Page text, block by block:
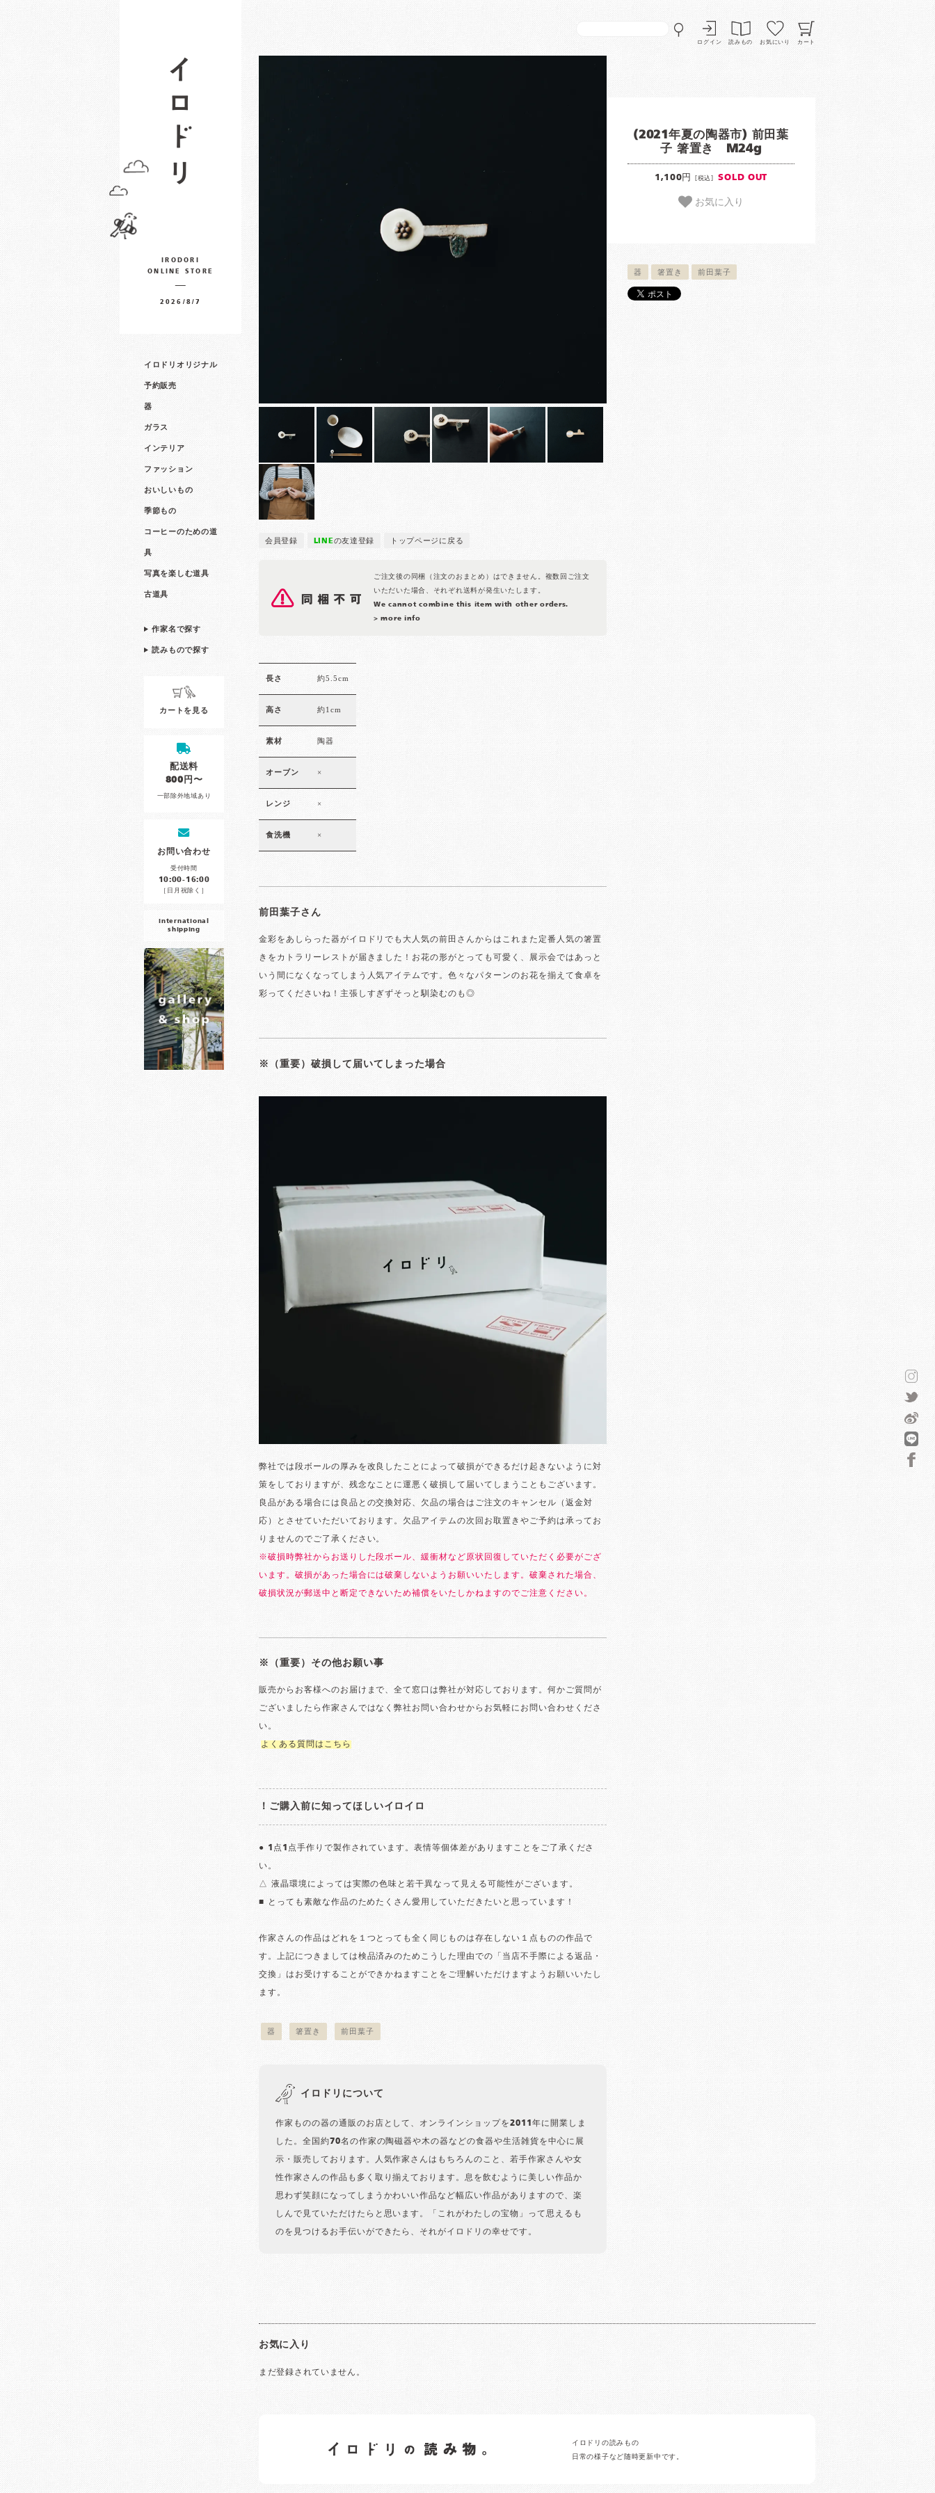
ログイン 読みもの お気にいり カート
IRODORI
ONLINE STORE
2026/8/7
イロドリオリジナル
予約販売
器
ガラス
インテリア
ファッション
おいしいもの
季節もの
コーヒーのための道
具
写真を楽しむ道具
古道具
作家名で探す
読みもので探す
カートを見る
配送料
800円〜
一部除外地域あり
お問い合わせ
受付時間
10:00-16:00
［日月祝除く］
international
shipping
会員登録 LINEの友達登録 トップページに戻る
ご注文後の同梱（注文のおまとめ）はできません。複数回ご注文
いただいた場合、それぞれ送料が発生いたします。
We cannot combine this item with other orders.
> more info
(2021年夏の陶器市) 前田葉
子 箸置き M24g
1,100円 [税込] SOLD OUT
お気に入り
器 箸置き 前田葉子
長さ 約5.5cm
高さ 約1cm
素材 陶器
オーブン ×
レンジ ×
食洗機 ×
前田葉子さん
金彩をあしらった器がイロドリでも大人気の前田さんからはこれまた定番人気の箸置
きをカトラリーレストが届きました！お花の形がとっても可愛く、展示会ではあっと
いう間になくなってしまう人気アイテムです。色々なパターンのお花を揃えて食卓を
彩ってくださいね！主張しすぎずそっと馴染むのも◎
※（重要）破損して届いてしまった場合
弊社では段ボールの厚みを改良したことによって破損ができるだけ起きないように対
策をしておりますが、残念なことに運悪く破損して届いてしまうこともございます。
良品がある場合には良品との交換対応、欠品の場合はご注文のキャンセル（返金対
応）とさせていただいております。欠品アイテムの次回お取置きやご予約は承ってお
りませんのでご了承ください。
※破損時弊社からお送りした段ボール、緩衝材など原状回復していただく必要がござ
います。破損があった場合には破棄しないようお願いいたします。破棄された場合、
破損状況が郵送中と断定できないため補償をいたしかねますのでご注意ください。
※（重要）その他お願い事
販売からお客様へのお届けまで、全て窓口は弊社が対応しております。何かご質問が
ございましたら作家さんではなく弊社お問い合わせからお気軽にお問い合わせくださ
い。
よくある質問はこちら
！ご購入前に知ってほしいイロイロ
● 1点1点手作りで製作されています。表情等個体差がありますことをご了承くださ
い。
△ 液晶環境によっては実際の色味と若干異なって見える可能性がございます。
■ とっても素敵な作品のためたくさん愛用していただきたいと思っています！
作家さんの作品はどれを１つとっても全く同じものは存在しない１点ものの作品で
す。上記につきましては検品済みのためこうした理由での「当店不手際による返品・
交換」はお受けすることができかねますことをご理解いただけますようお願いいたし
ます。
器 箸置き 前田葉子
イロドリについて
作家ものの器の通販のお店として、オンラインショップを2011年に開業しま
した。全国約70名の作家の陶磁器や木の器などの食器や生活雑貨を中心に展
示・販売しております。人気作家さんはもちろんのこと、若手作家さんや女
性作家さんの作品も多く取り揃えております。息を飲むように美しい作品か
思わず笑顔になってしまうかわいい作品など幅広い作品がありますので、楽
しんで見ていただけたらと思います。「これがわたしの宝物」って思えるも
のを見つけるお手伝いができたら、それがイロドリの幸せです。
お気に入り
まだ登録されていません。
イロドリの読みもの
日常の様子など随時更新中です。